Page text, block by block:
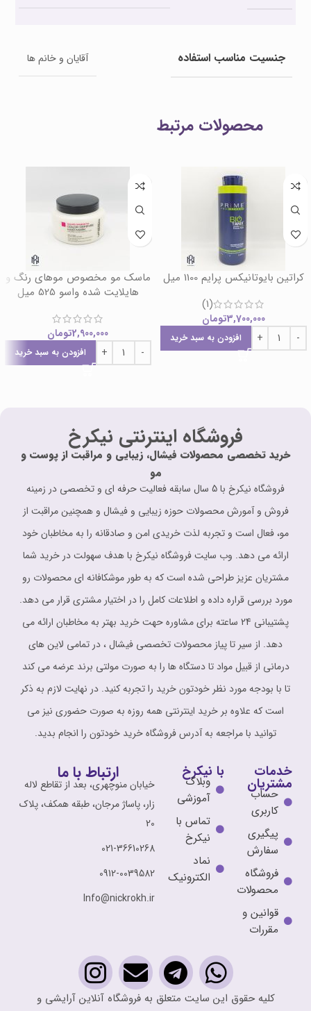
جنسیت مناسب استفاده آقایان و خانم ها
محصولات مرتبط
کراتین بایوتانیکس پرایم 1100 میل
(1)
3,700,000تومان
افزودن به سبد خرید
ماسک مو مخصوص موهای رنگ و
هایلایت شده واسو 525 میل
2,900,000تومان
افزودن به سبد خرید
فروشگاه اینترنتی نیکرخ
خرید تخصصی محصولات فیشال، زیبایی و مراقبت از پوست و
مو
فروشگاه نیکرخ با 5 سال سابقه فعالیت حرفه ای و تخصصی در زمینه
فروش و آمورش محصولات حوزه زیبایی و فیشال و همچنین مراقبت از
مو، فعال است و تجربه لذت خریدی امن و صادقانه را به مخاطبان خود
ارائه می دهد. وب سایت فروشگاه نیکرخ با هدف سهولت در خرید شما
مشتریان عزیز طراحی شده است که به طور موشکافانه ای محصولات رو
مورد بررسی قراره داده و اطلاعات کامل را در اختیار مشتری قرار می دهد.
پشتیبانی 24 ساعته برای مشاوره حهت خرید بهتر به مخاطبان ارائه می
دهد. از سیر تا پیاز محصولات تخصصی فیشال ، در تمامی لاین های
درمانی از قبیل مواد تا دستگاه ها را به صورت مولتی برند عرضه می کند
تا با بودجه مورد نظر خودتون خرید را تجربه کنید. در نهایت لازم به ذکر
است که علاوه بر خرید اینترنتی همه روزه به صورت حضوری نیز می
توانید با مراجعه به آدرس فروشگاه خرید خودتون را انجام بدید.
خدمات
مشتریان
حساب
کاربری
پیگیری
سفارش
فروشگاه
محصولات
قوانین و
مقررات
با نیکرخ
وبلاگ
آموزشی
تماس با
نیکرخ
نماد
الکترونیک
ارتباط با ما
خیابان منوچهری، بعد از تقاطع لاله
زار، پاساژ مرجان، طبقه همکف، پلاک
20
021-36610268
0912-0039582
Info@nickrokh.ir
کلیه حقوق این سایت متعلق به فروشگاه آنلاین آرایشی و